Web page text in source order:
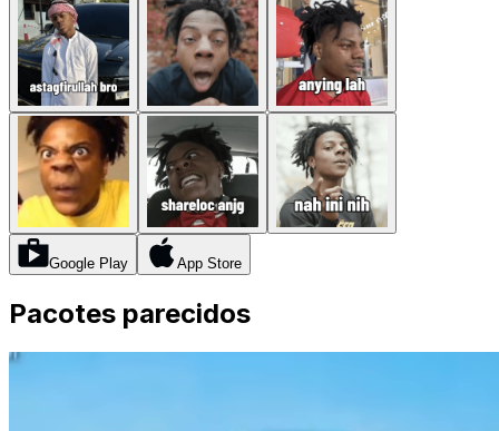
Google Play App Store
Pacotes parecidos